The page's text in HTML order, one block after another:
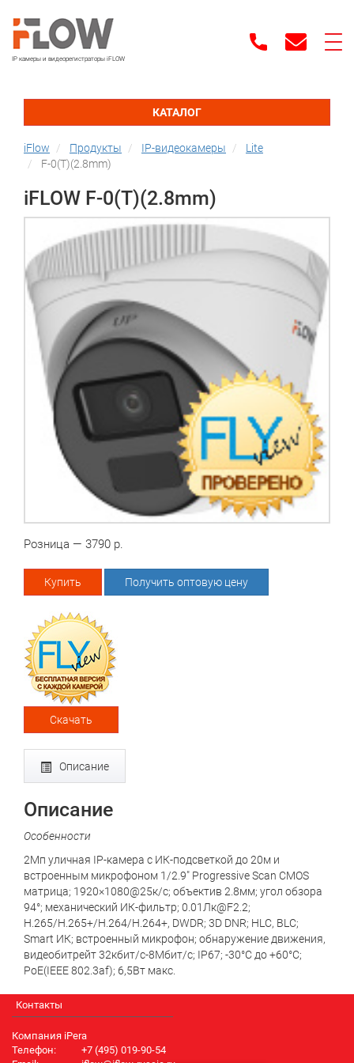
IP камеры и видеорегистраторы iFLOW
КАТАЛОГ
iFlow Продукты IP-видеокамеры
Lite
F-0(T)(2.8mm)
iFLOW F-0(T)(2.8mm)
Розница — 3790 р.
Купить Получить оптовую цену
Скачать
Описание
Описание
Особенности
2Мп уличная IP-камера с ИК-подсветкой до 20м и
встроенным микрофоном 1/2.9" Progressive Scan CMOS
матрица; 1920×1080@25к/с; объектив 2.8мм; угол обзора
94°; механический ИК-фильтр; 0.01Лк@F2.2;
H.265/H.265+/H.264/H.264+, DWDR; 3D DNR; HLC, BLC;
Smart ИК; встроенный микрофон; обнаружение движения,
видеобитрейт 32кбит/с-8Мбит/с; IP67; -30°C до +60°C;
PoE(IEEE 802.3af); 6,5Вт макс.
Контакты
Компания iPera
Телефон:
+7 (495) 019-90-54